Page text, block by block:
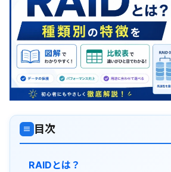
≡ 目次
RAIDとは？